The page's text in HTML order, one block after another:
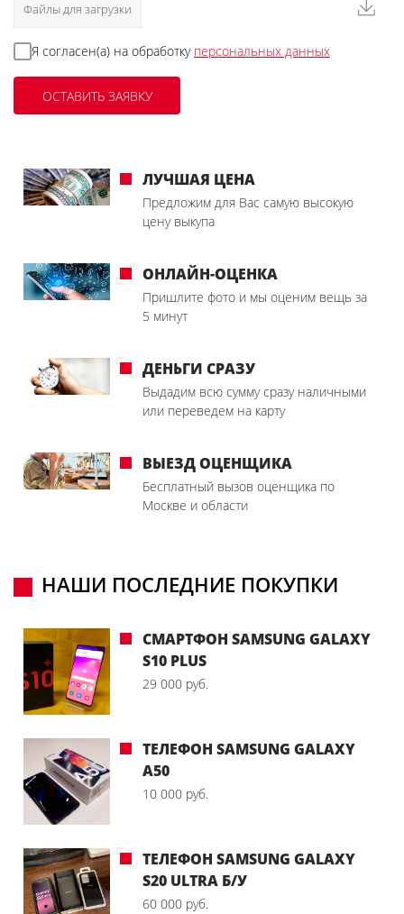
Файлы для загрузки
Я согласен(а) на обработку персональных данных
ЛУЧШАЯ ЦЕНА
Предложим для Вас самую высокую
цену выкупа
ОНЛАЙН-ОЦЕНКА
Пришлите фото и мы оценим вещь за
5 минут
ДЕНЬГИ СРАЗУ
Выдадим всю сумму сразу наличными
или переведем на карту
ВЫЕЗД ОЦЕНЩИКА
Бесплатный вызов оценщика по
Москве и области
НАШИ ПОСЛЕДНИЕ ПОКУПКИ
СМАРТФОН SAMSUNG GALAXY
S10 PLUS
29 000 руб.
ТЕЛЕФОН SAMSUNG GALAXY
A50
10 000 руб.
ТЕЛЕФОН SAMSUNG GALAXY
S20 ULTRA Б/У
60 000 руб.